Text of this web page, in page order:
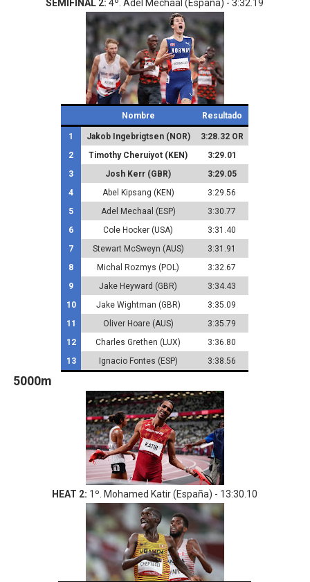
SEMIFINAL 2: 4º. Adel Mechaal (España) - 3:32.19
Nombre Resultado
1 Jakob Ingebrigtsen (NOR)
3:28.32 OR
2
Timothy Cheruiyot (KEN)
3:29.01
3
Josh Kerr (GBR)
3:29.05
4
Abel Kipsang (KEN)
3:29.56
5
Adel Mechaal (ESP)
3:30.77
6
Cole Hocker (USA)
3:31.40
7
Stewart McSweyn (AUS)
3:31.91
8
Michal Rozmys (POL)
3:32.67
9
Jake Heyward (GBR)
3:34.43
10
Jake Wightman (GBR)
3:35.09
11
Oliver Hoare (AUS)
3:35.79
12
Charles Grethen (LUX)
3:36.80
13
Ignacio Fontes (ESP) 3:38.56
5000m
HEAT 2: 1º. Mohamed Katir (España) - 13:30.10